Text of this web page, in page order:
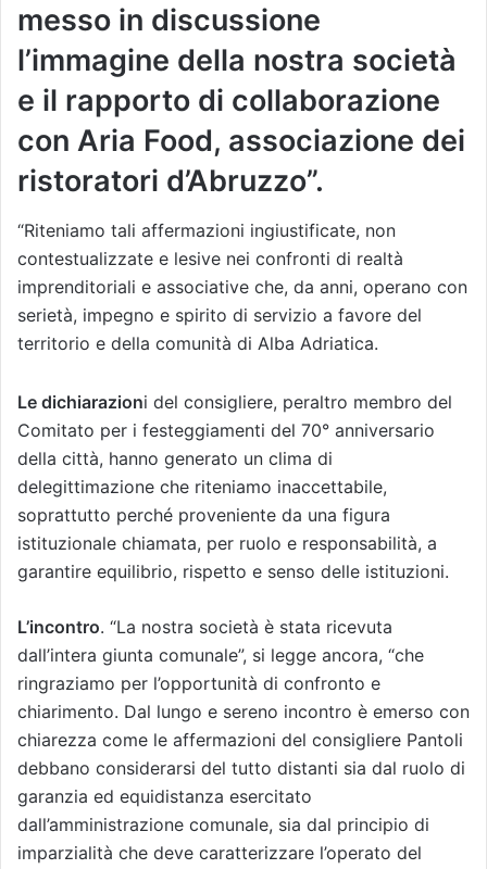
messo in discussione
l’immagine della nostra società
e il rapporto di collaborazione
con Aria Food, associazione dei
ristoratori d’Abruzzo”.
“Riteniamo tali affermazioni ingiustificate, non
contestualizzate e lesive nei confronti di realtà
imprenditoriali e associative che, da anni, operano con
serietà, impegno e spirito di servizio a favore del
territorio e della comunità di Alba Adriatica.
Le dichiarazioni del consigliere, peraltro membro del
Comitato per i festeggiamenti del 70° anniversario
della città, hanno generato un clima di
delegittimazione che riteniamo inaccettabile,
soprattutto perché proveniente da una figura
istituzionale chiamata, per ruolo e responsabilità, a
garantire equilibrio, rispetto e senso delle istituzioni.
L’incontro. “La nostra società è stata ricevuta
dall’intera giunta comunale”, si legge ancora, “che
ringraziamo per l’opportunità di confronto e
chiarimento. Dal lungo e sereno incontro è emerso con
chiarezza come le affermazioni del consigliere Pantoli
debbano considerarsi del tutto distanti sia dal ruolo di
garanzia ed equidistanza esercitato
dall’amministrazione comunale, sia dal principio di
imparzialità che deve caratterizzare l’operato del